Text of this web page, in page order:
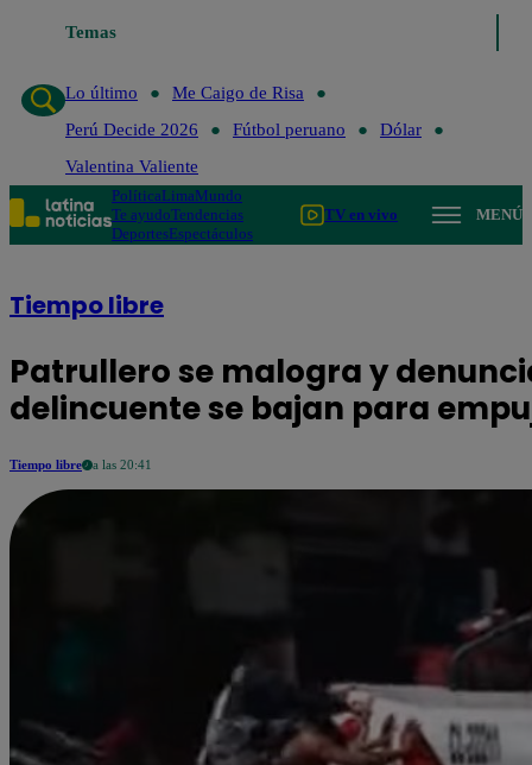
Temas
Lo último
Me Caigo de Risa
Perú Decide 2026
Fútbol peruano
Dólar
Valentina Valiente
PolíticaLimaMundo
Te ayudoTendencias
DeportesEspectáculos
TV en vivo MENÚ
Tiempo libre
Patrullero se malogra y
delincuente se bajan para
Tiempo libre a las 20:41